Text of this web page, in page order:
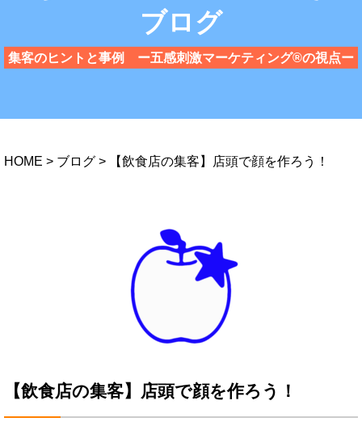
ブログ
集客のヒントと事例 ー五感刺激マーケティング®の視点ー
HOME > ブログ > 【飲食店の集客】店頭で顔を作ろう！
【飲食店の集客】店頭で顔を作ろう！